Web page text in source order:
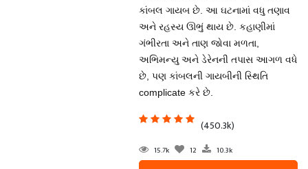
કાંબલ ગાયબ છે. આ ઘટનામાં વધુ તણાવ
અને રહસ્ય ઊભું થાય છે. કહાણીમાં
ગંભીરતા અને તાણ જોવા મળતા,
અભિમન્યુ અને ડેરેનની તપાસ આગળ વધે
છે, પણ કાંબલની ગાયબીની સ્થિતિ
complicate કરે છે.
(450.3k)
15.7k 12 10.3k